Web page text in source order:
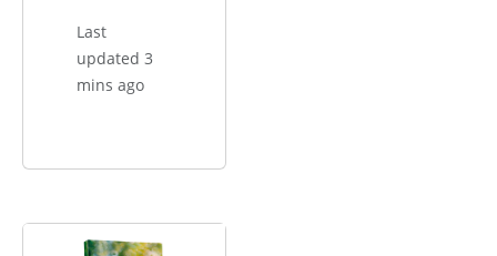
Last
updated 3
mins ago